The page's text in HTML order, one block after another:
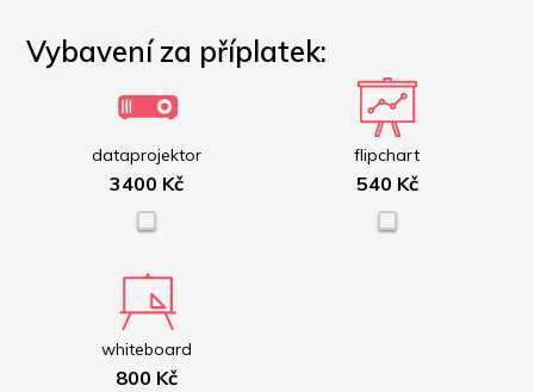
Vybavení za příplatek:
dataprojektor
3400 Kč
flipchart
540 Kč
whiteboard
800 Kč